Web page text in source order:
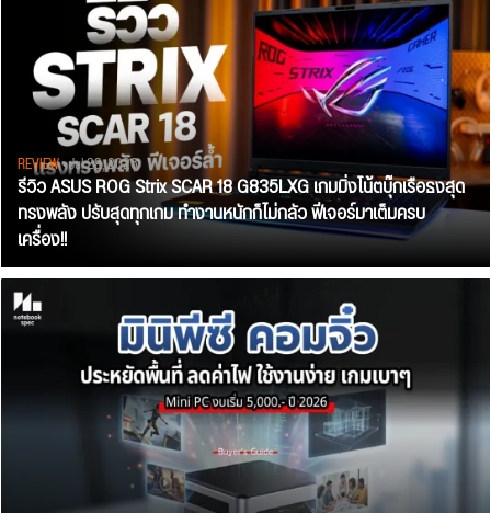
REVIEW• Jul 28, 2026
รีวิว ASUS ROG Strix SCAR 18 G835LXG เกมมิ่งโน้ตบุ๊กเรือธงสุด
ทรงพลัง ปรับสุดทุกเกม ทำงานหนักก็ไม่กลัว ฟีเจอร์มาเต็มครบ
เครื่อง!!